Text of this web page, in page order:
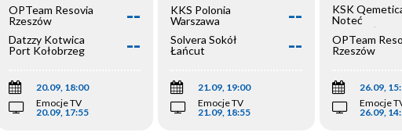
OPTeam Resovia
Rzeszów
--
Datzzy Kotwica
Port Kołobrzeg
--
20.09, 18:00
Emocje TV
20.09, 17:55
KKS Polonia
Warszawa
--
Solvera Sokół
Łańcut
--
21.09, 19:00
Emocje TV
21.09, 18:55
KSK
Noteć
Inowrocław
OPTeam
Rzeszów
26.09,
Emocje
26.09,